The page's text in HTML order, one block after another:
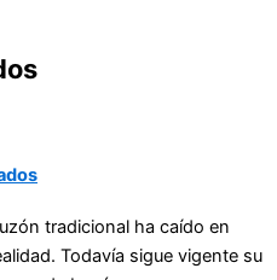
tradicional ha caído en
Todavía sigue vigente su